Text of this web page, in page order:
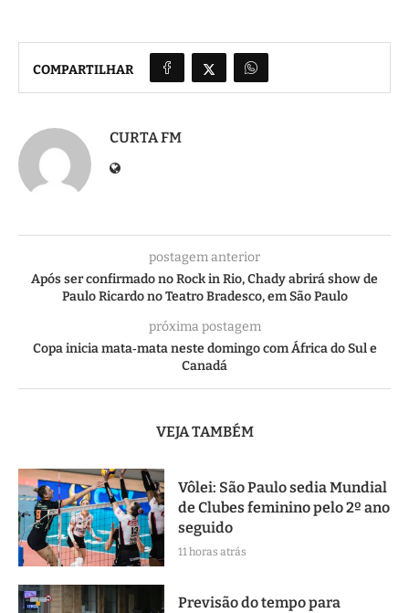
COMPARTILHAR
CURTA FM
postagem anterior
Após ser confirmado no Rock in Rio, Chady abrirá show de
Paulo Ricardo no Teatro Bradesco, em São Paulo
próxima postagem
Copa inicia mata‑mata neste domingo com África do Sul e
Canadá
VEJA TAMBÉM
Vôlei: São Paulo sedia Mundial
de Clubes feminino pelo 2º ano
seguido
11 horas atrás
Previsão do tempo para